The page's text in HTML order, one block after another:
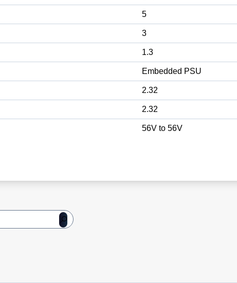
5
3
1.3
Embedded PSU
2.32
2.32
56V to 56V